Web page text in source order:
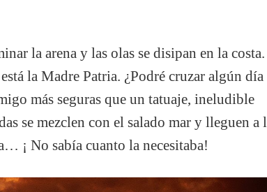
la arena y las olas se disipan en la costa.
la Madre Patria. ¿Podré cruzar algún día
más seguras que un tatuaje, ineludible
se mezclen con el salado mar y lleguen a
¡ No sabía cuanto la necesitaba!